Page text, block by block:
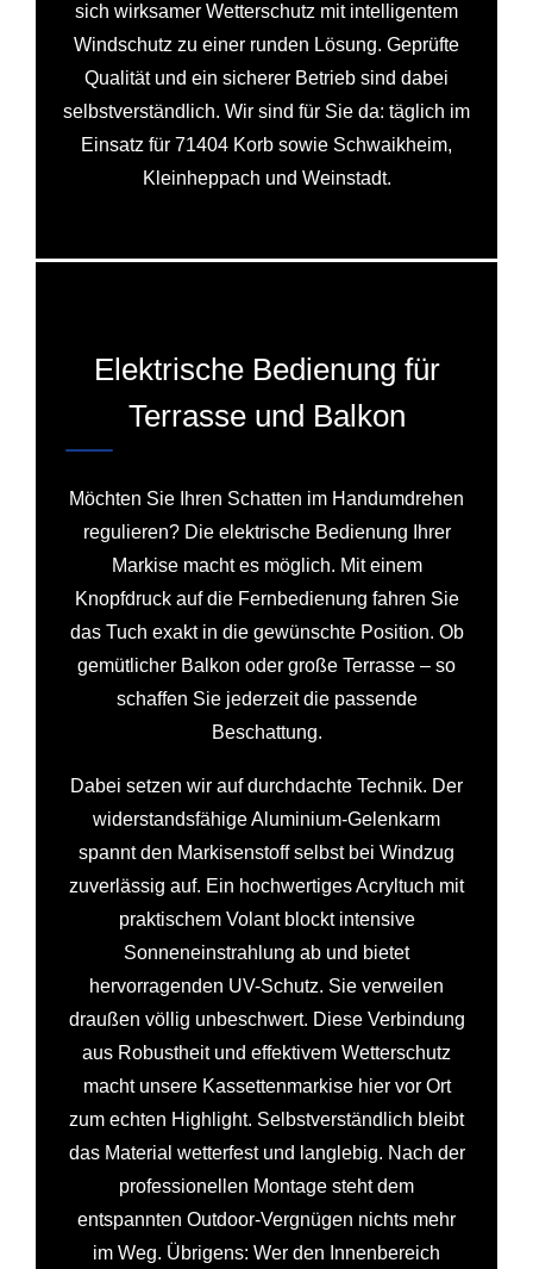
sich wirksamer Wetterschutz mit intelligentem
Windschutz zu einer runden Lösung. Geprüfte
Qualität und ein sicherer Betrieb sind dabei
selbstverständlich. Wir sind für Sie da: täglich im
Einsatz für 71404 Korb sowie Schwaikheim,
Kleinheppach und Weinstadt.
Elektrische Bedienung für
Terrasse und Balkon
Möchten Sie Ihren Schatten im Handumdrehen
regulieren? Die elektrische Bedienung Ihrer
Markise macht es möglich. Mit einem
Knopfdruck auf die Fernbedienung fahren Sie
das Tuch exakt in die gewünschte Position. Ob
gemütlicher Balkon oder große Terrasse – so
schaffen Sie jederzeit die passende
Beschattung.
Dabei setzen wir auf durchdachte Technik. Der
widerstandsfähige Aluminium-Gelenkarm
spannt den Markisenstoff selbst bei Windzug
zuverlässig auf. Ein hochwertiges Acryltuch mit
praktischem Volant blockt intensive
Sonneneinstrahlung ab und bietet
hervorragenden UV-Schutz. Sie verweilen
draußen völlig unbeschwert. Diese Verbindung
aus Robustheit und effektivem Wetterschutz
macht unsere Kassettenmarkise hier vor Ort
zum echten Highlight. Selbstverständlich bleibt
das Material wetterfest und langlebig. Nach der
professionellen Montage steht dem
entspannten Outdoor-Vergnügen nichts mehr
im Weg. Übrigens: Wer den Innenbereich